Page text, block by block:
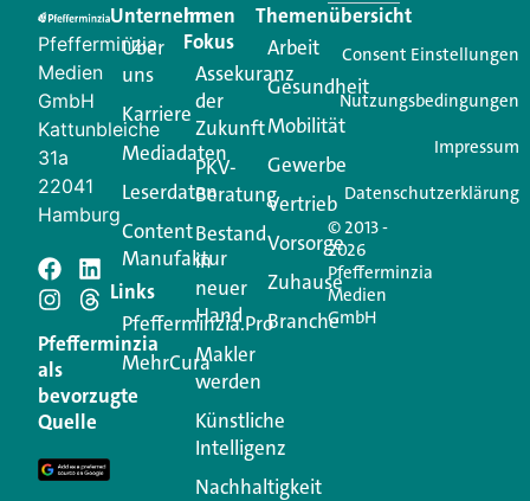
Creator für Ihre Kundenkommunikation. Alles, was
Ihren Vertriebsalltag leichter macht. Mit nur einem
Login.
Jetzt anmelden
Schreiben Sie einen
Kommentar
Ihre E-Mail-Adresse wird nicht veröffentlicht.
Erforderliche Felder sind mit
Kommentar
Pfefferminzia
Medien
GmbH
Kattunbleiche
31a
22041
Hamburg
Pfefferminzia
als
bevorzugte
Quelle
Unternehmen
Über
uns
Karriere
Mediadaten
Leserdaten
Content
Manufaktur
Links
Pfefferminzia.Pro
MehrCura
Im
Fokus
Assekuranz
der
Zukunft
PKV-
Beratung
Bestand
in
neuer
Hand
Makler
werden
Künstliche
Intelligenz
Nachhaltigkeit
Themenübersicht
Arbeit
Gesundheit
Mobilität
Gewerbe
Vertrieb
Vorsorge
Zuhause
Branche
© 2013 -
2026
Pfefferminzia
Medien
GmbH
Consent Einstellungen
Nutzungsbedingungen
Impressum
Datenschutzerklärung